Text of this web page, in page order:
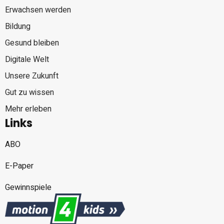
Erwachsen werden
Bildung
Gesund bleiben
Digitale Welt
Unsere Zukunft
Gut zu wissen
Mehr erleben
Links
ABO
E-Paper
Gewinnspiele